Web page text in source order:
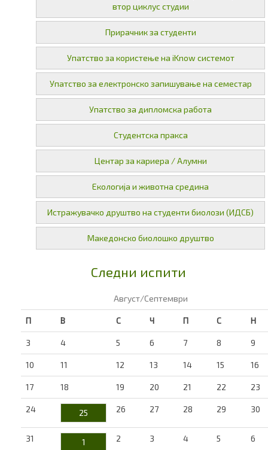
втор циклус студии
Прирачник за студенти
Упатство за користење на iKnow системот
Упатство за електронско запишување на семестар
Упатство за дипломска работа
Студентска пракса
Центар за кариера / Алумни
Екологија и животна средина
Истражувачко друштво на студенти биолози (ИДСБ)
Македонско биолошко друштво
Следни испити
Август/Септември
П В С Ч П С Н
3 4 5 6 7 8 9
10 11 12 13 14 15 16
17 18 19 20 21 22 23
24 25 26 27 28 29 30
31 1 2 3 4 5 6